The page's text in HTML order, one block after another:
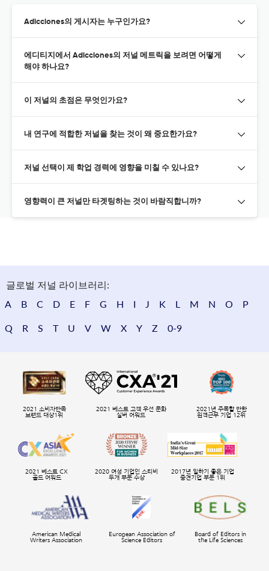
Adicciones의 게시자는 누구인가요?
에디티지에서 Adicciones의 저널 메트릭을 보려면 어떻게
해야 하나요?
이 저널의 초점은 무엇인가요?
내 연구에 적합한 저널을 찾는 것이 왜 중요한가요?
저널 선택이 제 학업 경력에 영향을 미칠 수 있나요?
영향력이 큰 저널만 타겟팅하는 것이 바람직합니까?
글로벌 저널 라이브러리:
A
B C D E F G H I J K L M N O P
Q R S T U V W X Y Z 0-9